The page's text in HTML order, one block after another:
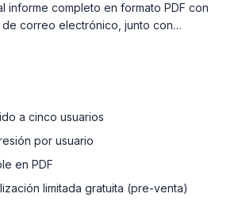
informe completo en formato PDF con
correo electrónico, junto con
venta de nuestros analistas. Para
consulte la tabla de precios a
a cinco usuarios
por usuario
en PDF
limitada gratuita (pre-venta)